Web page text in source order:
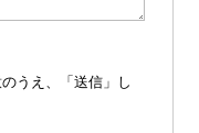
のうえ、「送信」し